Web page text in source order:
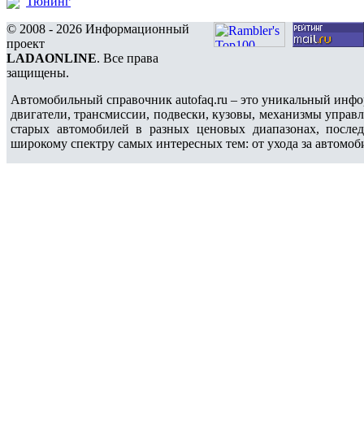
© 2008 - 2026 Информационный
проект
LADAONLINE. Все права
защищены.
Автомобильный справочник autofaq.ru – это уникальный
двигатели, трансмиссии, подвески, кузовы, механизмы
старых автомобилей в разных ценовых диапазонах,
широкому спектру самых интересных тем: от ухода за